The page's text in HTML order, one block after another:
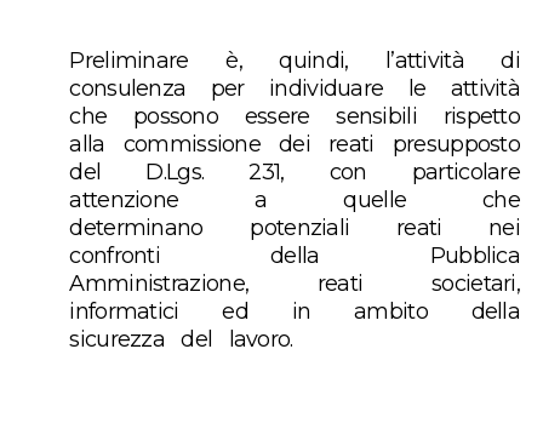
Preliminare è, quindi, l’attività di
consulenza per individuare le attività
che possono essere sensibili rispetto
alla commissione dei reati presupposto
del D.Lgs. 231, con particolare
attenzione a quelle che
determinano potenziali reati nei
confronti della Pubblica
Amministrazione, reati societari,
informatici ed in ambito della
sicurezza del lavoro.